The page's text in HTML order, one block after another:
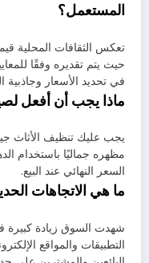
المستعمل؟
تعكس الثقافات المحلية
حيث يتم تقديره وفقًا
في تحديد الأسعار وجاذبية
ماذا يجب أن أفعل
يجب عليك تنظيف الأثاث
مظهره جماليًا باستخدام
السعر النهائي عند البيع.
ما هي الاتجاهات
شهدت السوق زيادة كبيرة
التطبيقات والمواقع